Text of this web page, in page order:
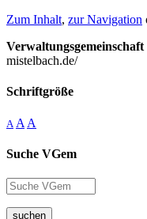
Zum Inhalt, zur Navigation
mistelbach.de/
Schriftgröße
A A A
Suche VGem
suchen